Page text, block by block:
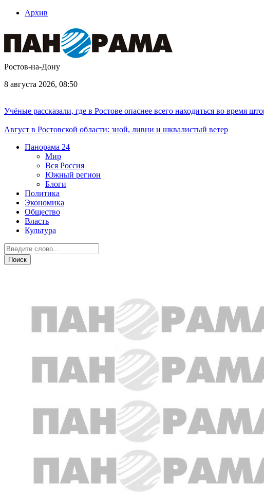
Архив
Ростов-на-Дону
8 августа 2026, 08:50
Учёные рассказали, где в Ростове опаснее всего находиться во время
Август в Ростовской области: зной, ливни и шквалистый ветер
Панорама 24
Мир
Вся Россия
Южный регион
Блоги
Политика
Экономика
Общество
Власть
Культура